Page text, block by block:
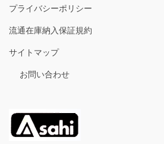
プライバシーポリシー
流通在庫納入保証規約
サイトマップ
お問い合わせ